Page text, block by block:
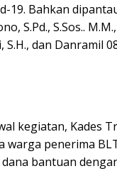
19. Bahkan
S.Pd., S.Sos..
S.H., dan Danramil
kegiatan, Kades
warga penerima
bantuan